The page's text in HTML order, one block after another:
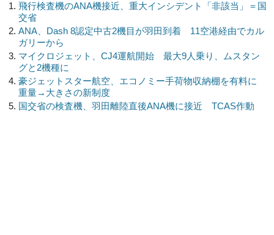
飛行検査機のANA機接近、重大インシデント「非該当」＝国
交省
ANA、Dash 8認定中古2機目が羽田到着 11空港経由でカル
ガリーから
マイクロジェット、CJ4運航開始 最大9人乗り、ムスタン
グと2機種に
豪ジェットスター航空、エコノミー手荷物収納棚を有料に
重量→大きさの新制度
国交省の検査機、羽田離陸直後ANA機に接近 TCAS作動